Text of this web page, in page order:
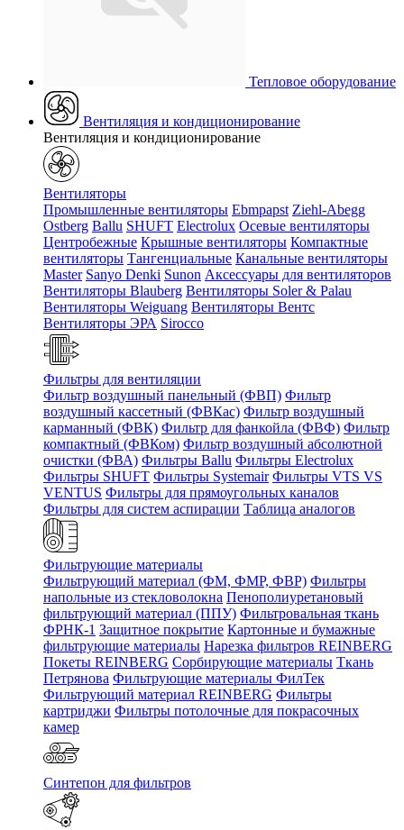
Тепловое оборудование
Вентиляция и кондиционирование
Вентиляция и кондиционирование
Вентиляторы
Промышленные вентиляторы Ebmpapst Ziehl-Abegg
Ostberg Ballu SHUFT Electrolux Осевые вентиляторы
Центробежные Крышные вентиляторы Компактные
вентиляторы Тангенциальные Канальные вентиляторы
Master Sanyo Denki Sunon Аксессуары для вентиляторов
Вентиляторы Blauberg Вентиляторы Soler & Palau
Вентиляторы Weiguang Вентиляторы Вентс
Вентиляторы ЭРА Sirocco
Фильтры для вентиляции
Фильтр воздушный панельный (ФВП) Фильтр
воздушный кассетный (ФВКас) Фильтр воздушный
карманный (ФВК) Фильтр для фанкойла (ФВФ) Фильтр
компактный (ФВКом) Фильтр воздушный абсолютной
очистки (ФВА) Фильтры Ballu Фильтры Electrolux
Фильтры SHUFT Фильтры Systemair Фильтры VTS VS
VENTUS Фильтры для прямоугольных каналов
Фильтры для систем аспирации Таблица аналогов
Фильтрующие материалы
Фильтрующий материал (ФМ, ФМР, ФВР) Фильтры
напольные из стекловолокна Пенополиуретановый
фильтрующий материал (ППУ) Фильтровальная ткань
ФРНК-1 Защитное покрытие Картонные и бумажные
фильтрующие материалы Нарезка фильтров REINBERG
Покеты REINBERG Сорбирующие материалы Ткань
Петрянова Фильтрующие материалы ФилТек
Фильтрующий материал REINBERG Фильтры
картриджи Фильтры потолочные для покрасочных
камер
Синтепон для фильтров